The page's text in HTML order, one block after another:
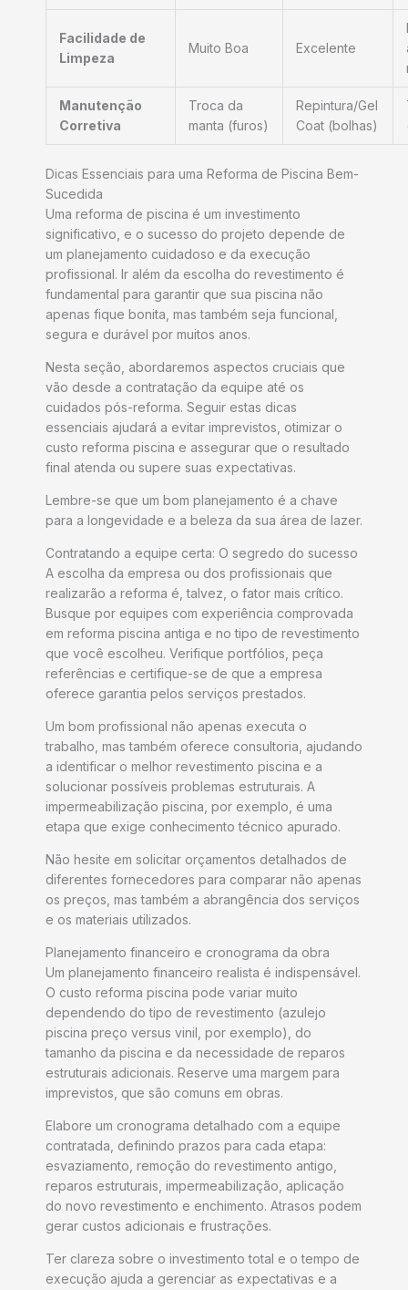
Facilidade de
Limpeza
Muito Boa Excelente
Manutenção
Corretiva
Troca da
manta (furos)
Repintura/Gel
Coat (bolhas)
Dicas Essenciais para uma Reforma de Piscina Bem-
Sucedida
Uma reforma de piscina é um investimento
significativo, e o sucesso do projeto depende de
um planejamento cuidadoso e da execução
profissional. Ir além da escolha do revestimento é
fundamental para garantir que sua piscina não
apenas fique bonita, mas também seja funcional,
segura e durável por muitos anos.
Nesta seção, abordaremos aspectos cruciais que
vão desde a contratação da equipe até os
cuidados pós-reforma. Seguir estas dicas
essenciais ajudará a evitar imprevistos, otimizar o
custo reforma piscina e assegurar que o resultado
final atenda ou supere suas expectativas.
Lembre-se que um bom planejamento é a chave
para a longevidade e a beleza da sua área de lazer.
Contratando a equipe certa: O segredo do sucesso
A escolha da empresa ou dos profissionais que
realizarão a reforma é, talvez, o fator mais crítico.
Busque por equipes com experiência comprovada
em reforma piscina antiga e no tipo de revestimento
que você escolheu. Verifique portfólios, peça
referências e certifique-se de que a empresa
oferece garantia pelos serviços prestados.
Um bom profissional não apenas executa o
trabalho, mas também oferece consultoria, ajudando
a identificar o melhor revestimento piscina e a
solucionar possíveis problemas estruturais. A
impermeabilização piscina, por exemplo, é uma
etapa que exige conhecimento técnico apurado.
Não hesite em solicitar orçamentos detalhados de
diferentes fornecedores para comparar não apenas
os preços, mas também a abrangência dos serviços
e os materiais utilizados.
Planejamento financeiro e cronograma da obra
Um planejamento financeiro realista é indispensável.
O custo reforma piscina pode variar muito
dependendo do tipo de revestimento (azulejo
piscina preço versus vinil, por exemplo), do
tamanho da piscina e da necessidade de reparos
estruturais adicionais. Reserve uma margem para
imprevistos, que são comuns em obras.
Elabore um cronograma detalhado com a equipe
contratada, definindo prazos para cada etapa:
esvaziamento, remoção do revestimento antigo,
reparos estruturais, impermeabilização, aplicação
do novo revestimento e enchimento. Atrasos podem
gerar custos adicionais e frustrações.
Ter clareza sobre o investimento total e o tempo de
execução ajuda a gerenciar as expectativas e a